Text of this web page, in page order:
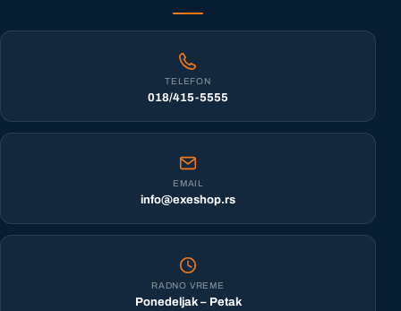
TELEFON
018/415-5555
EMAIL
info@exeshop.rs
RADNO VREME
Ponedeljak – Petak